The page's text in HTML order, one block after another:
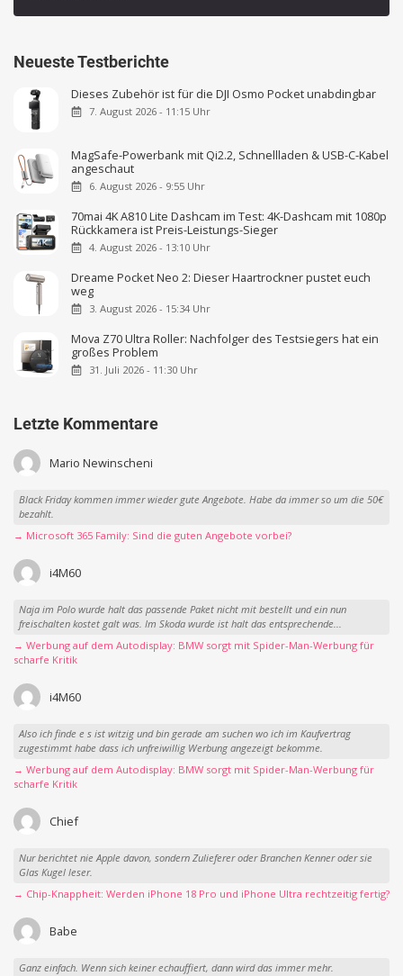
Neueste Testberichte
Dieses Zubehör ist für die DJI Osmo Pocket unabdingbar
7. August 2026 - 11:15 Uhr
MagSafe-Powerbank mit Qi2.2, Schnellladen & USB-C-Kabel
angeschaut
6. August 2026 - 9:55 Uhr
70mai 4K A810 Lite Dashcam im Test: 4K-Dashcam mit 1080p
Rückkamera ist Preis-Leistungs-Sieger
4. August 2026 - 13:10 Uhr
Dreame Pocket Neo 2: Dieser Haartrockner pustet euch
weg
3. August 2026 - 15:34 Uhr
Mova Z70 Ultra Roller: Nachfolger des Testsiegers hat ein
großes Problem
31. Juli 2026 - 11:30 Uhr
Letzte Kommentare
Mario Newinscheni
Black Friday kommen immer wieder gute Angebote. Habe da immer so um die 50€
bezahlt.
→ Microsoft 365 Family: Sind die guten Angebote vorbei?
i4M60
Naja im Polo wurde halt das passende Paket nicht mit bestellt und ein nun
freischalten kostet galt was. Im Skoda wurde ist halt das entsprechende...
→ Werbung auf dem Autodisplay: BMW sorgt mit Spider-Man-Werbung für
scharfe Kritik
i4M60
Also ich finde e s ist witzig und bin gerade am suchen wo ich im Kaufvertrag
zugestimmt habe dass ich unfreiwillig Werbung angezeigt bekomme.
→ Werbung auf dem Autodisplay: BMW sorgt mit Spider-Man-Werbung für
scharfe Kritik
Chief
Nur berichtet nie Apple davon, sondern Zulieferer oder Branchen Kenner oder sie
Glas Kugel leser.
→ Chip-Knappheit: Werden iPhone 18 Pro und iPhone Ultra rechtzeitig fertig?
Babe
Ganz einfach. Wenn sich keiner echauffiert, dann wird das immer mehr.